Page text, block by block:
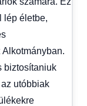
lép életbe,
biztosítaniuk
utóbbiak